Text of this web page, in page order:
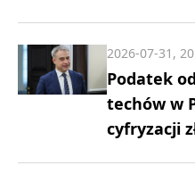
Podatek
techów w
cyfryzacji
2026-07-31,